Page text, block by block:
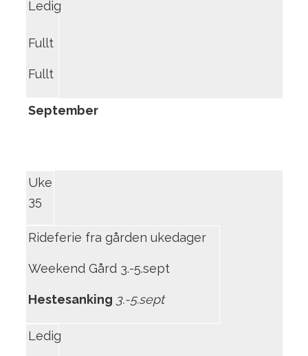
Ledig
Fullt
Fullt
September
Uke
35
Rideferie fra gården ukedager
Weekend Gård 3.-5.sept
Hestesanking 3.-5.sept
Ledig